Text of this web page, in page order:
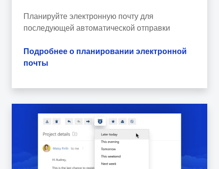
Планируйте электронную почту для
последующей автоматической отправки
Подробнее о планировании электронной
почты